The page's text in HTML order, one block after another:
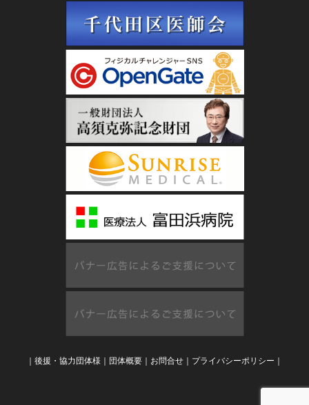
｜ 後援・協力団体様 ｜ 団体概要 ｜ お問合せ ｜ プライバシーポリシー ｜